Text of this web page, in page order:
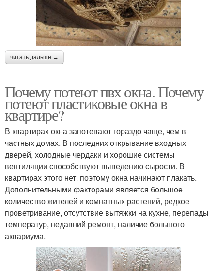
читать дальше →
Почему потеют пвх окна. Почему
потеют пластиковые окна в
квартире?
В квартирах окна запотевают гораздо чаще, чем в
частных домах. В последних открывание входных
дверей, холодные чердаки и хорошие системы
вентиляции способствуют выведению сырости. В
квартирах этого нет, поэтому окна начинают плакать.
Дополнительными факторами является большое
количество жителей и комнатных растений, редкое
проветривание, отсутствие вытяжки на кухне, перепады
температур, недавний ремонт, наличие большого
аквариума.